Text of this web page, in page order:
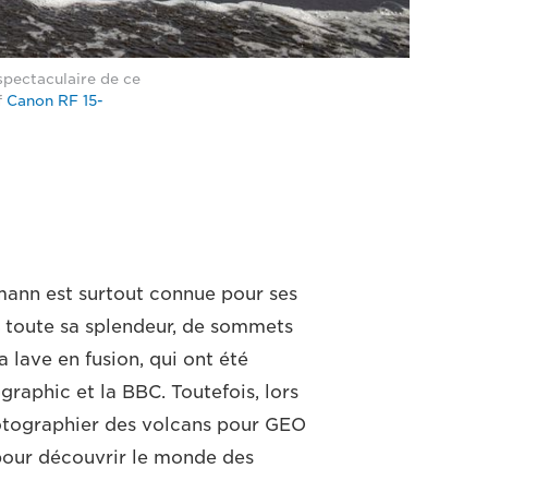
de ce
Canon RF 15-
est surtout connue pour ses
sa splendeur, de sommets
lave en fusion, qui ont été
et la BBC. Toutefois, lors
des volcans pour GEO
découvrir le monde des